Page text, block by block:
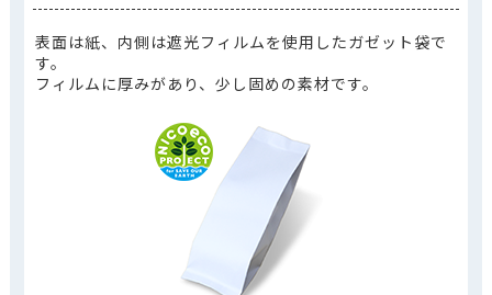
表面は紙、内側は遮光フィルムを使用したガゼット袋で
す。
フィルムに厚みがあり、少し固めの素材です。